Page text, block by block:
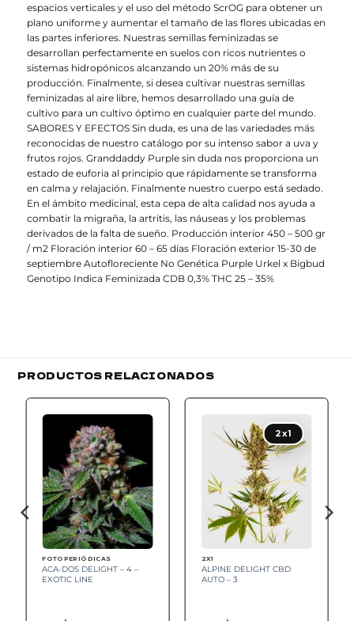
espacios verticales y el uso del método ScrOG para obtener un
plano uniforme y aumentar el tamaño de las flores ubicadas en
las partes inferiores. Nuestras semillas feminizadas se
desarrollan perfectamente en suelos con ricos nutrientes o
sistemas hidropónicos alcanzando un 20% más de su
producción. Finalmente, si desea cultivar nuestras semillas
feminizadas al aire libre, hemos desarrollado una guía de
cultivo para un cultivo óptimo en cualquier parte del mundo.
SABORES Y EFECTOS Sin duda, es una de las variedades más
reconocidas de nuestro catálogo por su intenso sabor a uva y
frutos rojos. Granddaddy Purple sin duda nos proporciona un
estado de euforia al principio que rápidamente se transforma
en calma y relajación. Finalmente nuestro cuerpo está sedado.
En el ámbito medicinal, esta cepa de alta calidad nos ayuda a
combatir la migraña, la artritis, las náuseas y los problemas
derivados de la falta de sueño. Producción interior 450 – 500 gr
/ m2 Floración interior 60 – 65 días Floración exterior 15-30 de
septiembre Autofloreciente No Genética Purple Urkel x Bigbud
Genotipo Indica Feminizada CDB 0,3% THC 25 – 35%
PRODUCTOS RELACIONADOS
FOTOPERIÓDICAS
ACA-DOS DELIGHT – 4 –
EXOTIC LINE
2x1
wishlist
2X1
ALPINE DELIGHT CBD
AUTO – 3